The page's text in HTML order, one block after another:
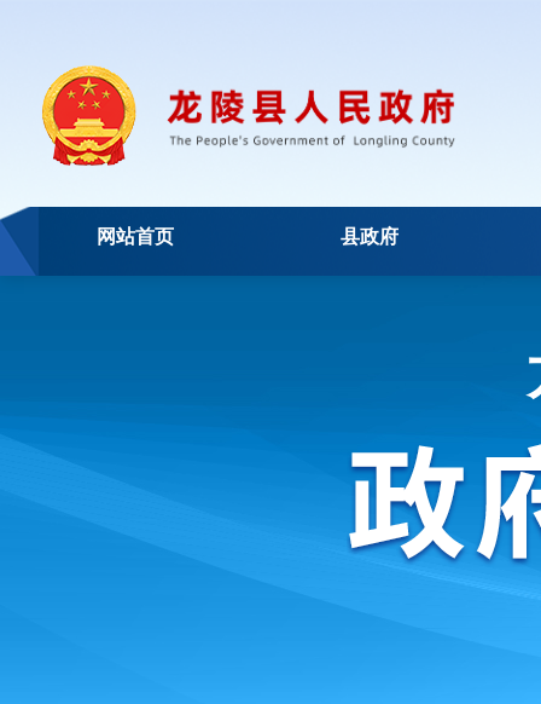
网站首页 县政府